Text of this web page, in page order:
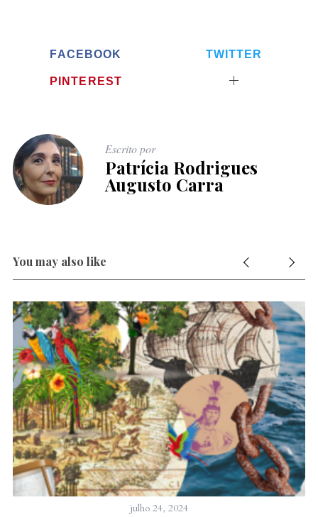
FACEBOOK TWITTER
PINTEREST
Escrito por
Patrícia Rodrigues
Augusto Carra
You may also like
julho 24, 2024